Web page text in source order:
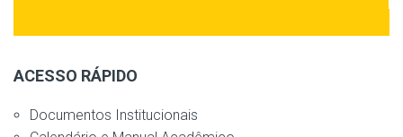
ACESSO RÁPIDO
Documentos Institucionais